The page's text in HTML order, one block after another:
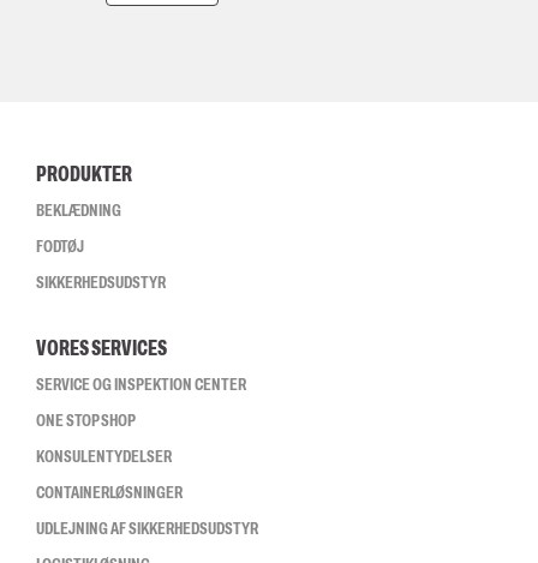
PRODUKTER
BEKLÆDNING
FODTØJ
SIKKERHEDSUDSTYR
VORES SERVICES
SERVICE OG INSPEKTION CENTER
ONE STOP SHOP
KONSULENTYDELSER
CONTAINERLØSNINGER
UDLEJNING AF SIKKERHEDSUDSTYR